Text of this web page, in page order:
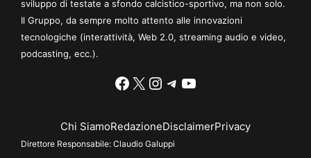
sviluppo di testate a sfondo calcistico-sportivo, ma non solo.
Il Gruppo, da sempre molto attento alle innovazioni
tecnologiche (interattività, Web 2.0, streaming audio e video,
podcasting, ecc.).
Facebook
X Instagram
Telegram
YouTube
Chi SiamoRedazioneDisclaimerPrivacy
Direttore Responsabile: Claudio Galuppi